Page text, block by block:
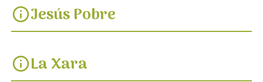
infoJesús Pobre
infoLa Xara